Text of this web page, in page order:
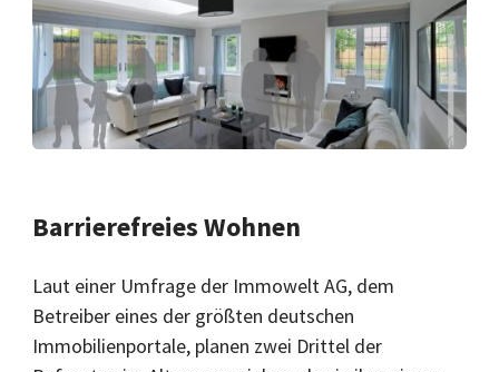
Barrierefreies Wohnen
Laut einer Umfrage der Immowelt AG, dem
Betreiber eines der größten deutschen
Immobilienportale, planen zwei Drittel der